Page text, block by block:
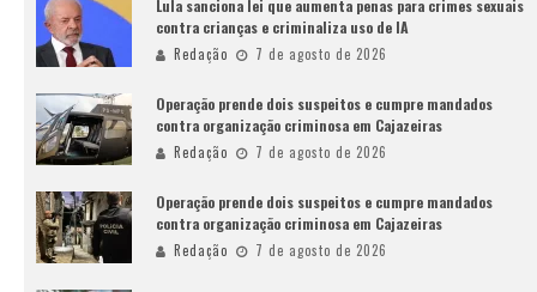
Lula sanciona lei que aumenta penas para crimes sexuais
contra crianças e criminaliza uso de IA
Redação 7 de agosto de 2026
Operação prende dois suspeitos e cumpre mandados
contra organização criminosa em Cajazeiras
Redação 7 de agosto de 2026
Operação prende dois suspeitos e cumpre mandados
contra organização criminosa em Cajazeiras
Redação 7 de agosto de 2026